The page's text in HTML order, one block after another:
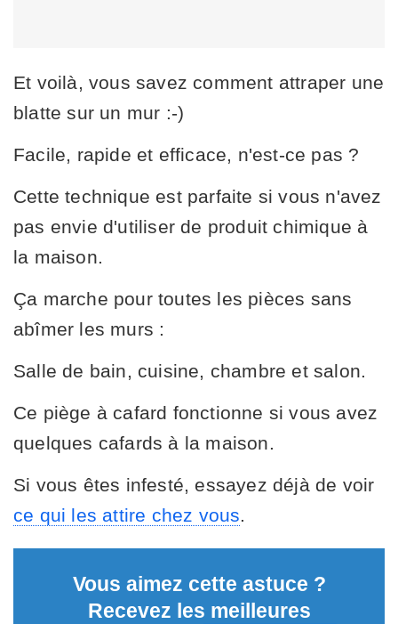
Et voilà, vous savez comment attraper une
blatte sur un mur :-)
Facile, rapide et efficace, n'est-ce pas ?
Cette technique est parfaite si vous n'avez
pas envie d'utiliser de produit chimique à
la maison.
Ça marche pour toutes les pièces sans
abîmer les murs :
Salle de bain, cuisine, chambre et salon.
Ce piège à cafard fonctionne si vous avez
quelques cafards à la maison.
Si vous êtes infesté, essayez déjà de voir
ce qui les attire chez vous
Vous aimez cette astuce ?
Recevez les meilleures